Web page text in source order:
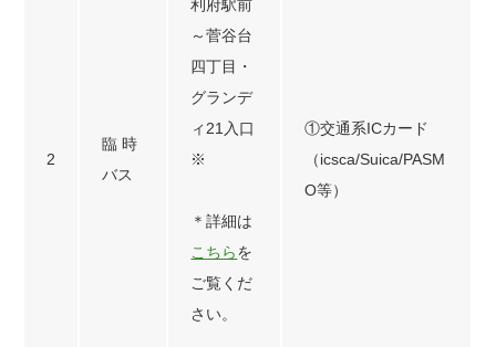
2
臨 時
バス
利府駅前
～菅谷台
四丁目・
グランデ
ィ21入口
※
＊詳細は
こちらを
ご覧くだ
さい。
①交通系ICカード
（icsca/Suica/PASM
O等）